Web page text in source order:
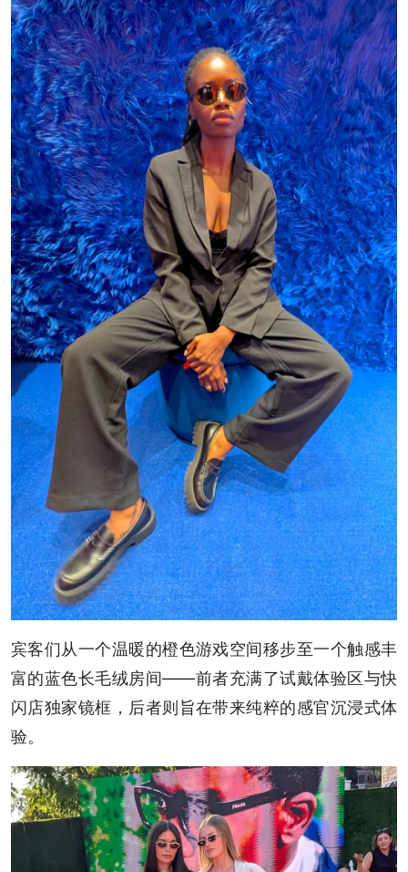
宾客们从一个温暖的橙色游戏空间移步至一个触感丰
富的蓝色长毛绒房间——前者充满了试戴体验区与快
闪店独家镜框，后者则旨在带来纯粹的感官沉浸式体
验。